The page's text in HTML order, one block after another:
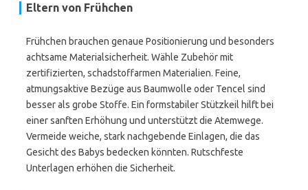
Eltern von Frühchen
Frühchen brauchen genaue Positionierung und besonders
achtsame Materialsicherheit. Wähle Zubehör mit
zertifizierten, schadstoffarmen Materialien. Feine,
atmungsaktive Bezüge aus Baumwolle oder Tencel sind
besser als grobe Stoffe. Ein formstabiler Stützkeil hilft bei
einer sanften Erhöhung und unterstützt die Atemwege.
Vermeide weiche, stark nachgebende Einlagen, die das
Gesicht des Babys bedecken könnten. Rutschfeste
Unterlagen erhöhen die Sicherheit.